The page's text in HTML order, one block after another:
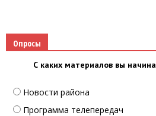
Опросы
С каких материалов вы
Новости района
Программа телепередач